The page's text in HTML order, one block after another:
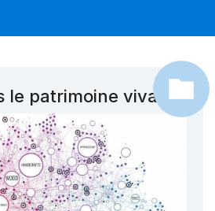
le patrimoine vivant !